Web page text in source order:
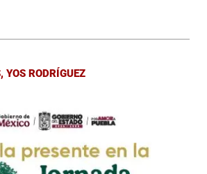
, YOS RODRÍGUEZ